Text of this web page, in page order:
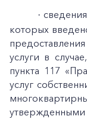
·
которых
услуги в
пункта 117
услуг